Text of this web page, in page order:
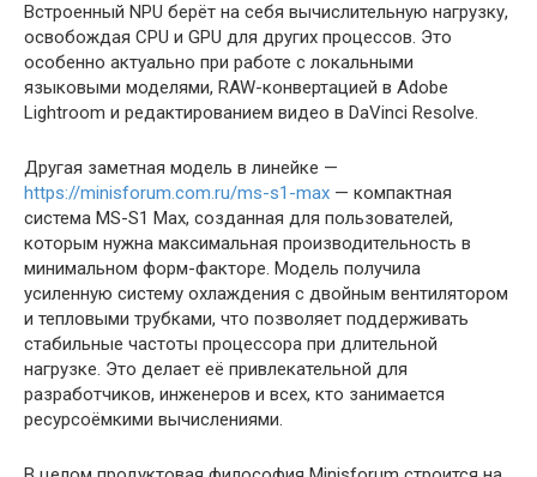
Встроенный NPU берёт на себя вычислительную нагрузку,
освобождая CPU и GPU для других процессов. Это
особенно актуально при работе с локальными
языковыми моделями, RAW-конвертацией в Adobe
Lightroom и редактированием видео в DaVinci Resolve.
Другая заметная модель в линейке —
https://minisforum.com.ru/ms-s1-max — компактная
система MS-S1 Max, созданная для пользователей,
которым нужна максимальная производительность в
минимальном форм-факторе. Модель получила
усиленную систему охлаждения с двойным вентилятором
и тепловыми трубками, что позволяет поддерживать
стабильные частоты процессора при длительной
нагрузке. Это делает её привлекательной для
разработчиков, инженеров и всех, кто занимается
ресурсоёмкими вычислениями.